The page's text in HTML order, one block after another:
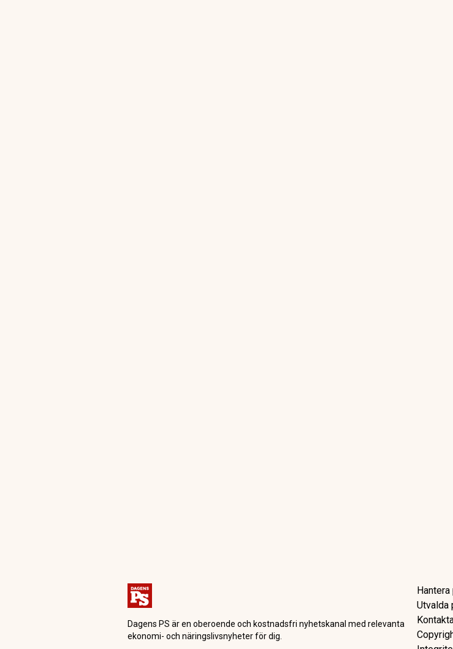
Dagens PS är en oberoende och kostnadsfri nyhetskanal med relevanta
ekonomi- och näringslivsnyheter för dig.
Utvalda